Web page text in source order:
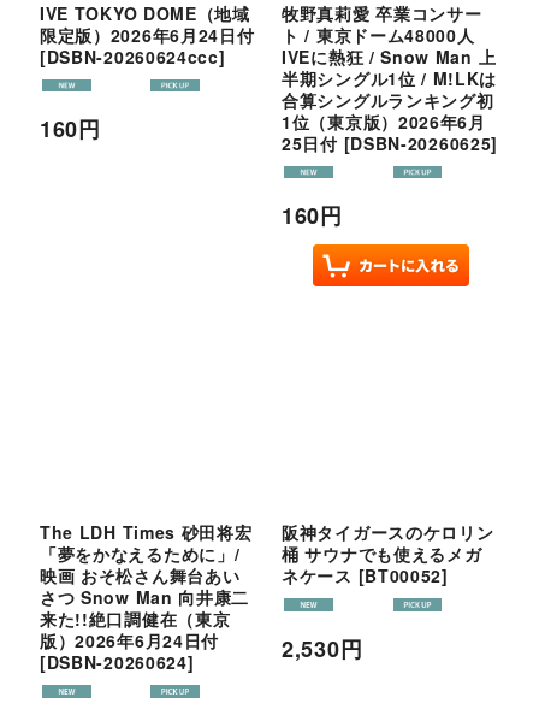
IVE TOKYO DOME（地域
限定版）2026年6月24日付
[DSBN-20260624ccc]
160円
牧野真莉愛 卒業コンサー
ト / 東京ドーム48000人
IVEに熱狂 / Snow Man 上
半期シングル1位 / M!LKは
合算シングルランキング初
1位（東京版）2026年6月
25日付 [DSBN-20260625]
160円
The LDH Times 砂田将宏
「夢をかなえるために」/
映画 おそ松さん舞台あい
さつ Snow Man 向井康二
来た!!絶口調健在（東京
版）2026年6月24日付
[DSBN-20260624]
阪神タイガースのケロリン
桶 サウナでも使えるメガ
ネケース [BT00052]
2,530円